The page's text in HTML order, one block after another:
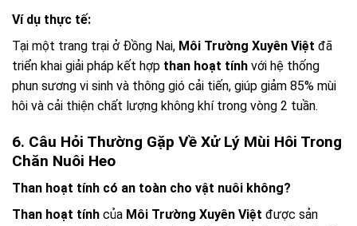
Ví dụ thực tế:
Tại một trang trại ở Đồng Nai, Môi Trường Xuyên Việt đã
triển khai giải pháp kết hợp than hoạt tính với hệ thống
phun sương vi sinh và thông gió cải tiến, giúp giảm 85% mùi
hôi và cải thiện chất lượng không khí trong vòng 2 tuần.
6. Câu Hỏi Thường Gặp Về Xử Lý Mùi Hôi Trong
Chăn Nuôi Heo
Than hoạt tính có an toàn cho vật nuôi không?
Than hoạt tính của Môi Trường Xuyên Việt được sản